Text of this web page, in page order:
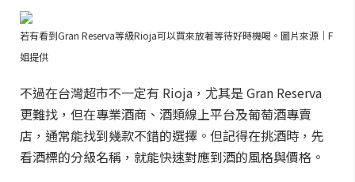
若有看到Gran Reserva等級Rioja可以買來放著等待好時機喝。圖片來源｜F
姐提供
不過在台灣超市不一定有 Rioja，尤其是 Gran Reserva
更難找，但在專業酒商、酒類線上平台及葡萄酒專賣
店，通常能找到幾款不錯的選擇。但記得在挑酒時，先
看酒標的分級名稱，就能快速對應到酒的風格與價格。